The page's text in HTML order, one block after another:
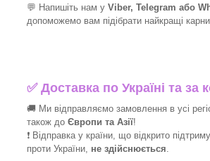
💬 Напишіть нам у Viber, Telegram або
допоможемо вам підібрати найкращі
✅Доставка по Україні та за
🚚 Ми відправляємо замовлення в усі
також до Європи та Азії!
❗ Відправка у країни, що відкрито
проти України, не здійснюється